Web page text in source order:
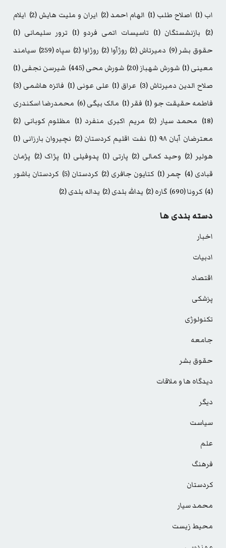
اب (1) اصلاح طلب (1) الهام احمد(2) ایران و ملیت هایش (2)
ایلام
(2)
بازنشستگان (1) تاسیسات اتمی فردو (1) ترور سلیمانی (1)
حقوق بشر (9) دمیرتاش (2) روژآوا(2) روژاوا(2) سپاه(259)
سیامند
معینی(1) شورش شهباز(20) شورش محی(445) شیرسن نجفی(1)
صلاح الدین دمیرتاش (3) عراق (1) علی عونی (1) فائزه هاشمی (3)
فاطمه حقیقت جو (1) فقر (1) مالک بیگی(6)
محمدرضا اسکندری
(18)
محمد سیار (2) مریم اکبری منفرد (1) مظلوم کوبانی (2)
معترضان آبان ۹۸
(1) نفت اقلیم کردستان (2) نچیروان بارزانی (1)
هولیر (2) وحید کمالی (2) پارتی (1) پدوفیلی (1) پژاک (2)
پژمان
قبادی (4) چمر (1) کتایون جافری (2) کردستان (5)
کردستان باشور
(4)
کرونا(690) گاره(2) یدالله بلدی(2) یداله بلدی(2)
دسته بندی ها
اخبار
ادبیات
اقتصاد
پزشکی
تکنولوژی
جامعه
حقوق بشر
دیدگاه ها و ملاقات
دیگر
سیاست
علم
فرهنگ
کردستان
محمد سیار
محیط زیست